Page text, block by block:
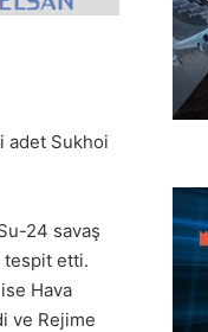
adet Sukhoi
24 savaş
tespit etti.
Hava
ve Rejime